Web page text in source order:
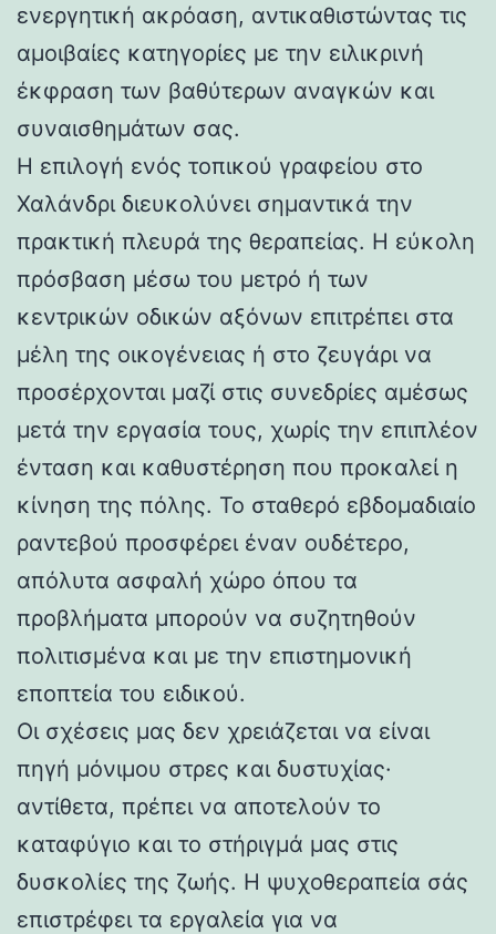
ενεργητική ακρόαση, αντικαθιστώντας τις
αμοιβαίες κατηγορίες με την ειλικρινή
έκφραση των βαθύτερων αναγκών και
συναισθημάτων σας.
Η επιλογή ενός τοπικού γραφείου στο
Χαλάνδρι διευκολύνει σημαντικά την
πρακτική πλευρά της θεραπείας. Η εύκολη
πρόσβαση μέσω του μετρό ή των
κεντρικών οδικών αξόνων επιτρέπει στα
μέλη της οικογένειας ή στο ζευγάρι να
προσέρχονται μαζί στις συνεδρίες αμέσως
μετά την εργασία τους, χωρίς την επιπλέον
ένταση και καθυστέρηση που προκαλεί η
κίνηση της πόλης. Το σταθερό εβδομαδιαίο
ραντεβού προσφέρει έναν ουδέτερο,
απόλυτα ασφαλή χώρο όπου τα
προβλήματα μπορούν να συζητηθούν
πολιτισμένα και με την επιστημονική
εποπτεία του ειδικού.
Οι σχέσεις μας δεν χρειάζεται να είναι
πηγή μόνιμου στρες και δυστυχίας·
αντίθετα, πρέπει να αποτελούν το
καταφύγιο και το στήριγμά μας στις
δυσκολίες της ζωής. Η ψυχοθεραπεία σάς
επιστρέφει τα εργαλεία για να